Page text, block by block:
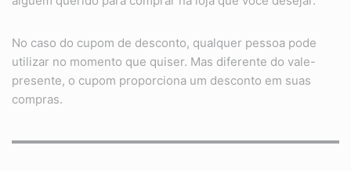
No caso do cupom de desconto, qualquer pessoa pode
utilizar no momento que quiser. Mas diferente do vale-
presente, o cupom proporciona um desconto em suas
compras.